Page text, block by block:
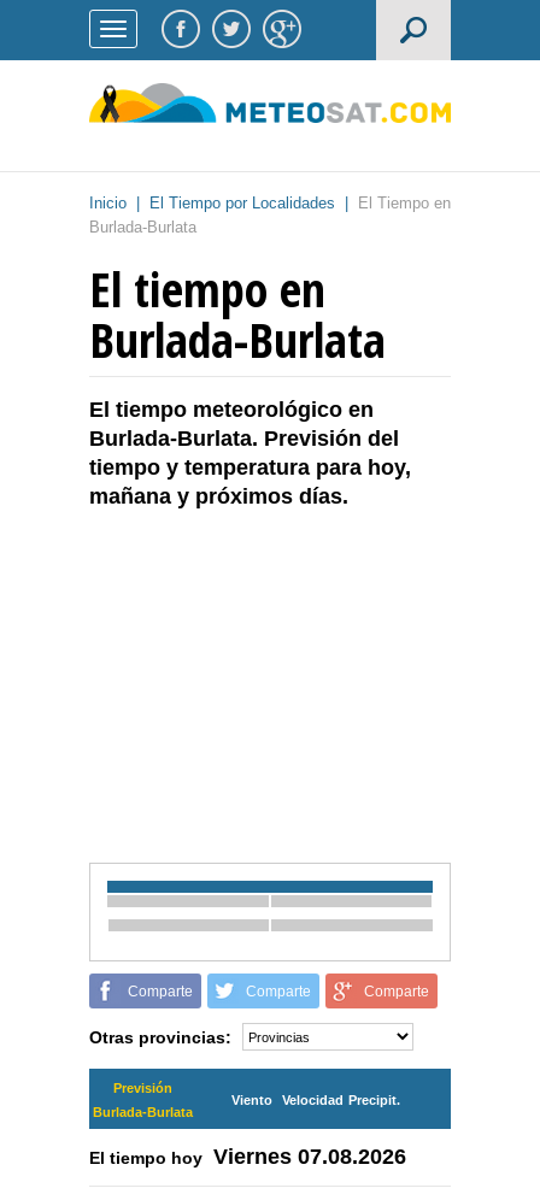
Inicio El Tiempo por Localidades
El Tiempo en
Burlada-Burlata
El tiempo en
Burlada-Burlata
El tiempo meteorológico en
Burlada-Burlata. Previsión del
tiempo y temperatura para hoy,
mañana y próximos días.
Comparte Comparte Comparte
Otras provincias:
Previsión
Burlada-Burlata
Viento Velocidad Precipit.
El tiempo hoy Viernes 07.08.2026